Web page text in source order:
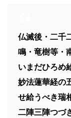
仏滅後・二千
鳴・竜樹等・
いまだひろめ
妙法蓮華経の
せ給うべき瑞
二陣三陣つづ